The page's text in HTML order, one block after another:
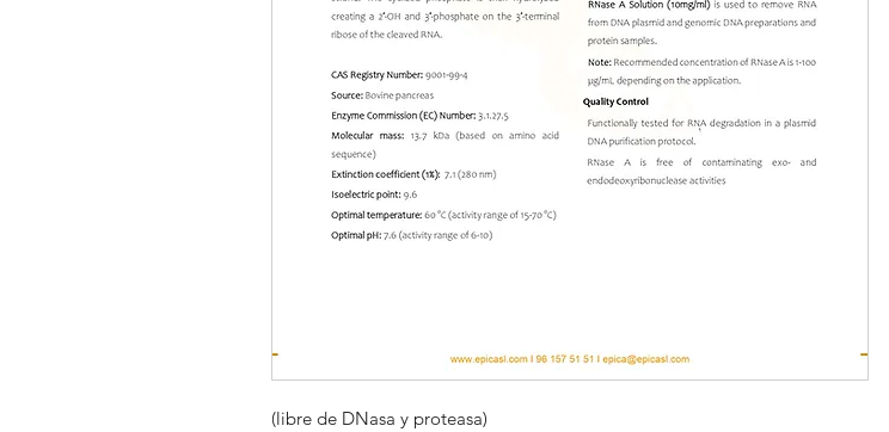
(libre de DNasa y proteasa)